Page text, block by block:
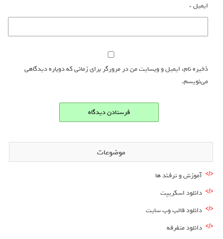
ایمیل*
ذخیره نام، ایمیل و وبسایت من در مرورگر برای زمانی که دوباره دیدگاهی
می‌نویسم.
موضوعات
آموزش و ترفند ها
دانلود اسکریپت
دانلود قالب وب سایت
دانلود متفرقه